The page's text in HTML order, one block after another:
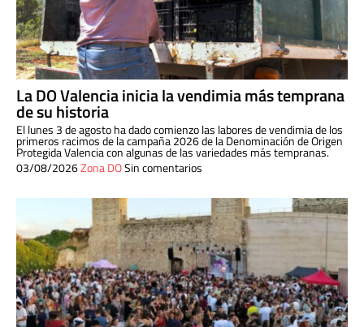
La DO Valencia inicia la vendimia más temprana
de su historia
El lunes 3 de agosto ha dado comienzo las labores de vendimia de los
primeros racimos de la campaña 2026 de la Denominación de Origen
Protegida Valencia con algunas de las variedades más tempranas.
03/08/2026Zona DOSin comentarios